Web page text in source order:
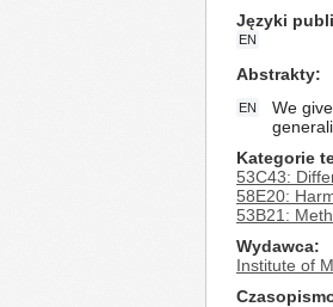
Języki
EN
Abstrakty
EN
We
Kategorie
53C43:
58E20:
53B21:
Wydawca
Institute of